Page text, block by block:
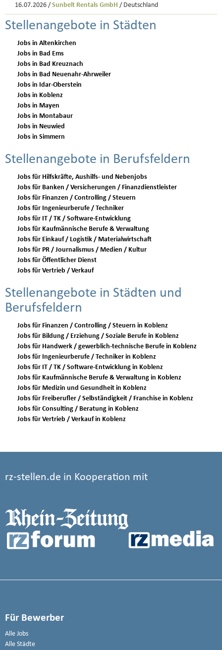
16.07.2026 / Sunbelt Rentals GmbH / Deutschland
Stellenangebote in Städten
Jobs in Altenkirchen
Jobs in Bad Ems
Jobs in Bad Kreuznach
Jobs in Bad Neuenahr-Ahrweiler
Jobs in Idar-Oberstein
Jobs in Koblenz
Jobs in Mayen
Jobs in Montabaur
Jobs in Neuwied
Jobs in Simmern
Stellenangebote in Berufsfeldern
Jobs für Hilfskräfte, Aushilfs- und Nebenjobs
Jobs für Banken / Versicherungen / Finanzdienstleister
Jobs für Finanzen / Controlling / Steuern
Jobs für Ingenieurberufe / Techniker
Jobs für IT / TK / Software-Entwicklung
Jobs für Kaufmännische Berufe & Verwaltung
Jobs für Einkauf / Logistik / Materialwirtschaft
Jobs für PR / Journalismus / Medien / Kultur
Jobs für Öffentlicher Dienst
Jobs für Vertrieb / Verkauf
Stellenangebote in Städten und
Berufsfeldern
Jobs für Finanzen / Controlling / Steuern in Koblenz
Jobs für Bildung / Erziehung / Soziale Berufe in Koblenz
Jobs für Handwerk / gewerblich-technische Berufe in Koblenz
Jobs für Ingenieurberufe / Techniker in Koblenz
Jobs für IT / TK / Software-Entwicklung in Koblenz
Jobs für Kaufmännische Berufe & Verwaltung in Koblenz
Jobs für Medizin und Gesundheit in Koblenz
Jobs für Freiberufler / Selbständigkeit / Franchise in Koblenz
Jobs für Consulting / Beratung in Koblenz
Jobs für Vertrieb / Verkauf in Koblenz
rz-stellen.de in Kooperation mit
Für Bewerber
Alle Jobs
Alle Städte